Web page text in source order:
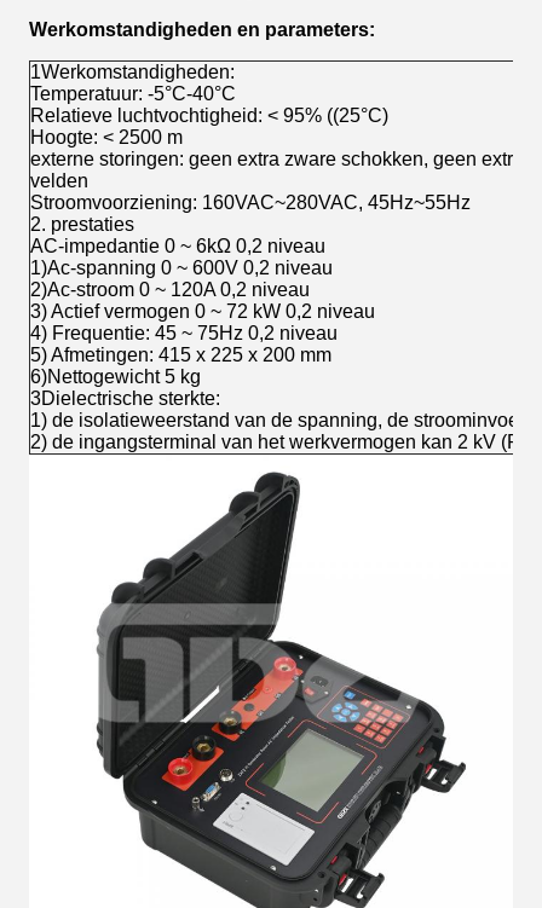
Werkomstandigheden en parameters:
1Werkomstandigheden:
Temperatuur: -5°C-40°C
Relatieve luchtvochtigheid: < 95% ((25°C)
Hoogte: < 2500 m
externe storingen: geen extra zware schokken, geen extra
velden
Stroomvoorziening: 160VAC~280VAC, 45Hz~55Hz
2. prestaties
AC-impedantie 0 ~ 6kΩ 0,2 niveau
1)Ac-spanning 0 ~ 600V 0,2 niveau
2)Ac-stroom 0 ~ 120A 0,2 niveau
3) Actief vermogen 0 ~ 72 kW 0,2 niveau
4) Frequentie: 45 ~ 75Hz 0,2 niveau
5) Afmetingen: 415 x 225 x 200 mm
6)Nettogewicht 5 kg
3Dielectrische sterkte:
1) de isolatieweerstand van de spanning, de
2) de ingangsterminal van het werkvermogen kan 2 kV